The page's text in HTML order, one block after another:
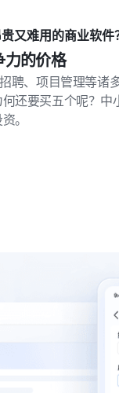
又难用的商业软件
力的价格
聘、项目管理等诸
还要买五个呢？
。